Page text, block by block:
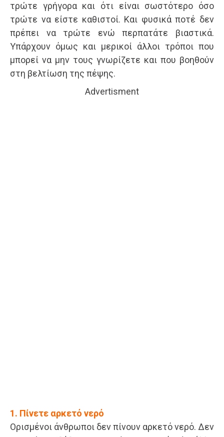
τρώτε γρήγορα και ότι είναι σωστότερο όσο
τρώτε να είστε καθιστοί. Και φυσικά ποτέ δεν
πρέπει να τρώτε ενώ περπατάτε βιαστικά.
Υπάρχουν όμως και μερικοί άλλοι τρόποι που
μπορεί να μην τους γνωρίζετε και που βοηθούν
στη βελτίωση της πέψης.
Advertisment
1. Πίνετε αρκετό νερό
Ορισμένοι άνθρωποι δεν πίνουν αρκετό νερό. Δεν